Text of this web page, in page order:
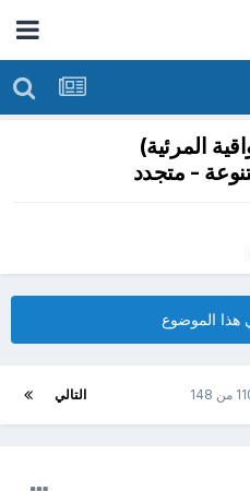
المرئية)
الموضوع
التالي